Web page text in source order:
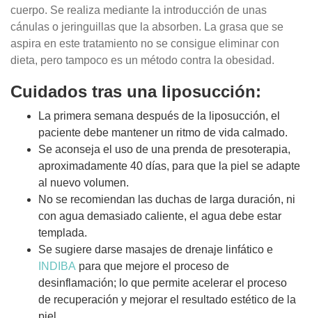
cuerpo. Se realiza mediante la introducción de unas
cánulas o jeringuillas que la absorben. La grasa que se
aspira en este tratamiento no se consigue eliminar con
dieta, pero tampoco es un método contra la obesidad.
Cuidados tras una liposucción:
La primera semana después de la liposucción, el
paciente debe mantener un ritmo de vida calmado.
Se aconseja el uso de una prenda de presoterapia,
aproximadamente 40 días, para que la piel se adapte
al nuevo volumen.
No se recomiendan las duchas de larga duración, ni
con agua demasiado caliente, el agua debe estar
templada.
Se sugiere darse masajes de drenaje linfático e
INDIBA para que mejore el proceso de
desinflamación; lo que permite acelerar el proceso
de recuperación y mejorar el resultado estético de la